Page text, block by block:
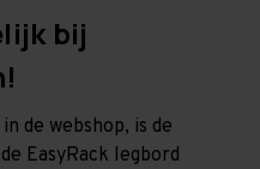
bij
de webshop, is de
EasyRack legbord